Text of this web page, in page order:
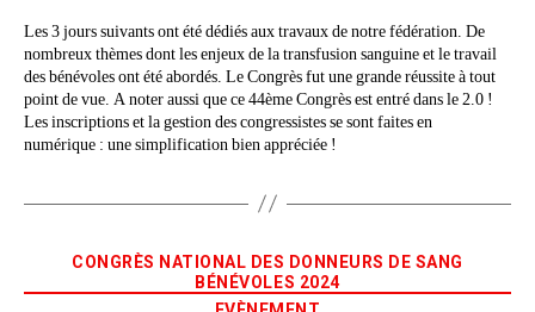
Les 3 jours suivants ont été dédiés aux travaux de notre fédération. De
nombreux thèmes dont les enjeux de la transfusion sanguine et le travail
des bénévoles ont été abordés. Le Congrès fut une grande réussite à tout
point de vue. A noter aussi que ce 44ème Congrès est entré dans le 2.0 !
Les inscriptions et la gestion des congressistes se sont faites en
numérique : une simplification bien appréciée !
CONGRÈS NATIONAL DES DONNEURS DE SANG
BÉNÉVOLES 2024